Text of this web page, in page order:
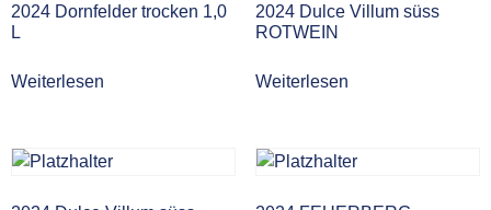
2024 Dornfelder trocken 1,0
L
Weiterlesen
2024 Dulce Villum süss
ROTWEIN
Weiterlesen